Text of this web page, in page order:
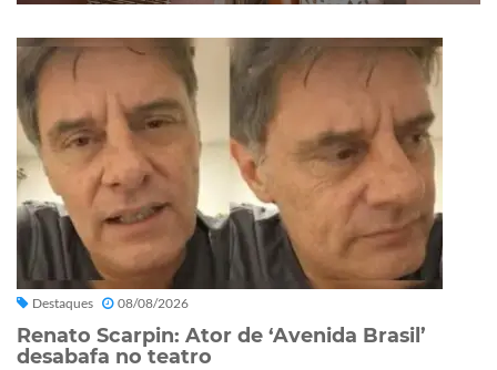
Destaques 08/08/2026
Renato Scarpin: Ator de ‘Avenida Brasil’
desabafa no teatro